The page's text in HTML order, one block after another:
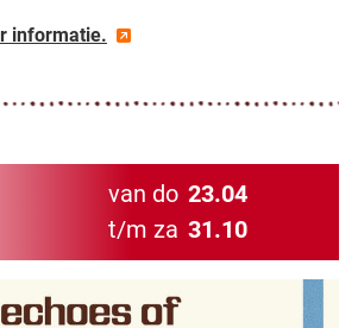
informatie.
van do 23.04
t/m za 31.10